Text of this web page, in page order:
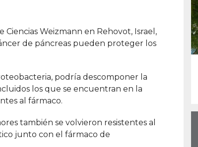
Weizmann en Rehovot, Israel,
de páncreas pueden proteger los
podría descomponer la
los que se encuentran en la
al fármaco.
también se volvieron resistentes al
junto con el fármaco de